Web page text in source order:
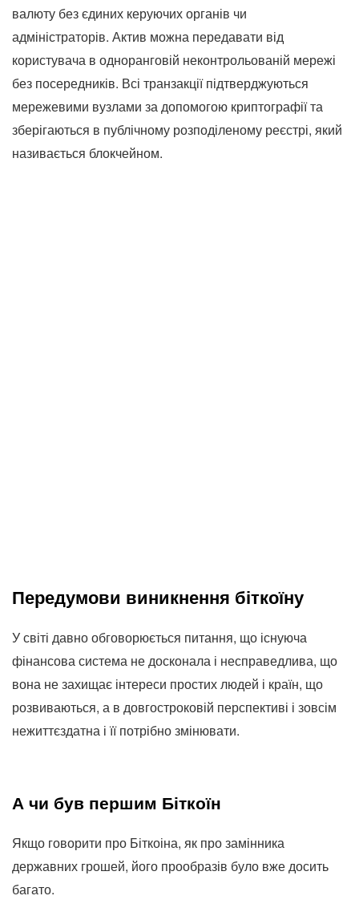
валюту без єдиних керуючих органів чи
адміністраторів. Актив можна передавати від
користувача в одноранговій неконтрольованій мережі
без посередників. Всі транзакції підтверджуються
мережевими вузлами за допомогою криптографії та
зберігаються в публічному розподіленому реєстрі, який
називається блокчейном.
Передумови виникнення біткоїну
У світі давно обговорюється питання, що існуюча
фінансова система не досконала і несправедлива, що
вона не захищає інтереси простих людей і країн, що
розвиваються, а в довгостроковій перспективі і зовсім
нежиттєздатна і її потрібно змінювати.
А чи був першим Біткоїн
Якщо говорити про Біткоіна, як про замінника
державних грошей, його прообразів було вже досить
багато.